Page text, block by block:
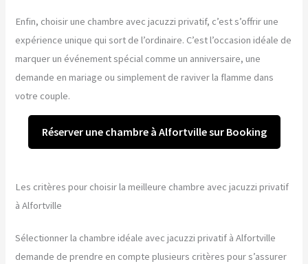
Enfin, choisir une chambre avec jacuzzi privatif, c’est s’offrir une
expérience unique qui sort de l’ordinaire. C’est l’occasion idéale de
marquer un événement spécial comme un anniversaire, une
demande en mariage ou simplement de raviver la flamme dans
votre couple.
Réserver une chambre à Alfortville sur Booking
Les critères pour choisir la meilleure chambre avec jacuzzi privatif
à Alfortville
Sélectionner la chambre idéale avec jacuzzi privatif à Alfortville
demande de prendre en compte plusieurs critères pour s’assurer